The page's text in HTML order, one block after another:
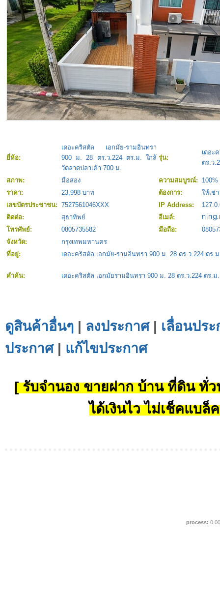
ยี่ห้อ:
เดอะคริสตัล เอกมัย-รามอินทรา
900 ม. 28 ตร.ว.224 ตร.ม. ใกล้
วัดลาดปลาเค้า 700 ม.
รุ่น:
เดอะ
ตร.ว
สภาพ: มือสอง ความสมบูรณ์:
100%
ราคา:
23,998 บาท ต้องการ:
ให้เช่า
เลขบัตรประชาชน: 7527561046XXX IP Address:
ติดต่อ:
สุธาทิพย์
อีเมล์:
โทรศัพย์:
0805735582 มือถือ:
จังหวัด:
กรุงเทพมหานคร
ที่อยู่:
เดอะคริสตัล เอกมัย-รามอินทรา 900 ม. 28 ตร.ว.224 ตร.
คำค้น: เดอะคริสตัล เอกมัยรามอินทรา 900 ม. 28 ตร.ว.224 ตร.ม
ดูสินค้าอื่นๆ | ลงประกาศ| เลื่อนปร
ประกาศ| แก้ไขประกาศ
[ รับจำนอง ขายฝาก บ้าน ที่ดิน ทั่ว
ได้เงินไว ไม่เช็คแบล็
process: